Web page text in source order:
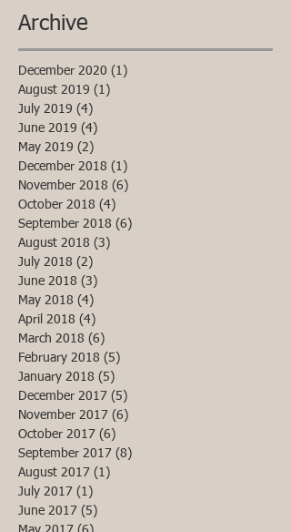
Archive
December 2020 (1)
August 2019 (1)
July 2019 (4)
June 2019 (4)
May 2019 (2)
December 2018 (1)
November 2018 (6)
October 2018 (4)
September 2018 (6)
August 2018 (3)
July 2018 (2)
June 2018 (3)
May 2018 (4)
April 2018 (4)
March 2018 (6)
February 2018 (5)
January 2018 (5)
December 2017 (5)
November 2017 (6)
October 2017 (6)
September 2017 (8)
August 2017 (1)
July 2017 (1)
June 2017 (5)